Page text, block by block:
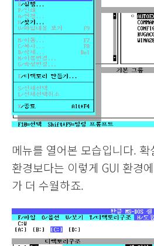
메뉴를 열어본 모습입니다.
환경보다는 이렇게 GUI 환경
가 더 수월하죠.